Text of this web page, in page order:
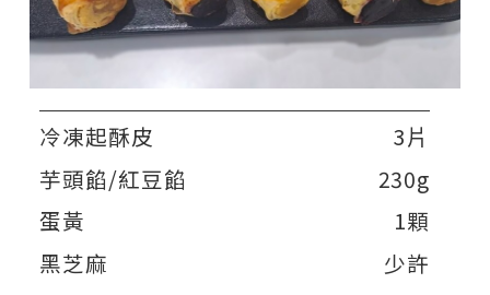
冷凍起酥皮
3片
芋頭餡/紅豆餡
230g
蛋黃
1顆
黑芝麻
少許